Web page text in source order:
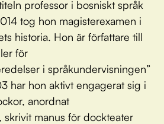
professor i bosniskt språk
tog hon magisterexamen i
historia. Hon är författare till
för
i språkundervisningen”
har hon aktivt engagerat sig i
anordnat
skrivit manus för dockteater